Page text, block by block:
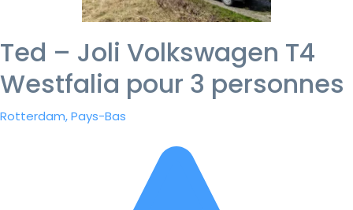
Ted – Joli Volkswagen T4
Westfalia pour 3 personnes
Rotterdam, Pays-Bas